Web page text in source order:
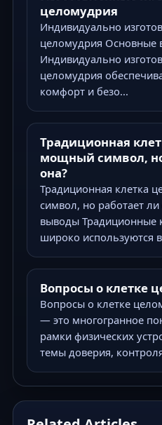
целомудрия
Индивидуально
целомудрия Основные
Индивидуально
целомудрия
комфорт и безо...
Традиционная
мощный символ,
она?
Традиционная клетка
символ, но работает
выводы Традиционные
широко используются
Вопросы о клетке
Вопросы о клетке
— это многогранное
рамки физических
темы доверия,